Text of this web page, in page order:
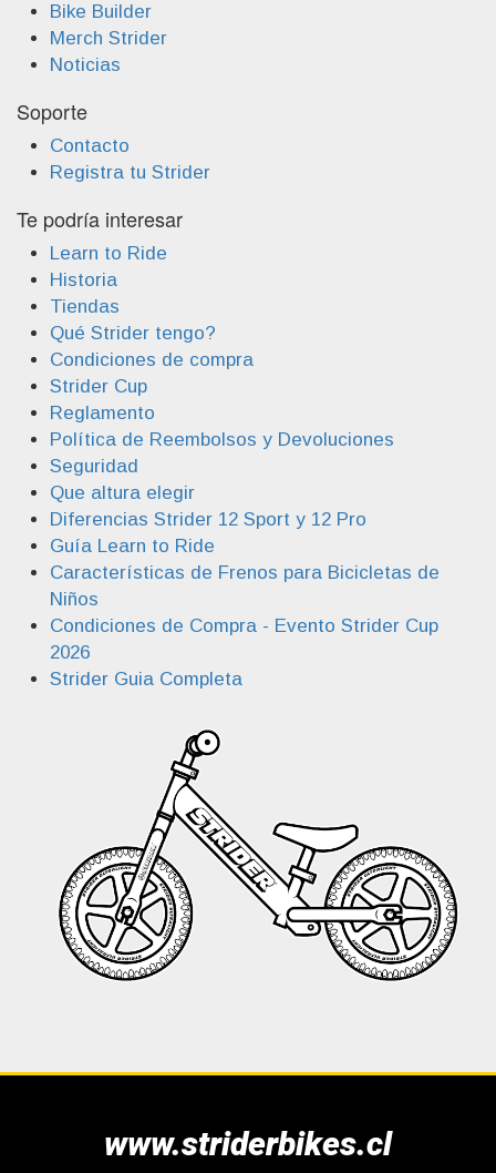
Bike Builder
Merch Strider
Noticias
Soporte
Contacto
Registra tu Strider
Te podría interesar
Learn to Ride
Historia
Tiendas
Qué Strider tengo?
Condiciones de compra
Strider Cup
Reglamento
Política de Reembolsos y Devoluciones
Seguridad
Que altura elegir
Diferencias Strider 12 Sport y 12 Pro
Guía Learn to Ride
Características de Frenos para Bicicletas de
Niños
Condiciones de Compra - Evento Strider Cup
2026
Strider Guia Completa
www.striderbikes.cl